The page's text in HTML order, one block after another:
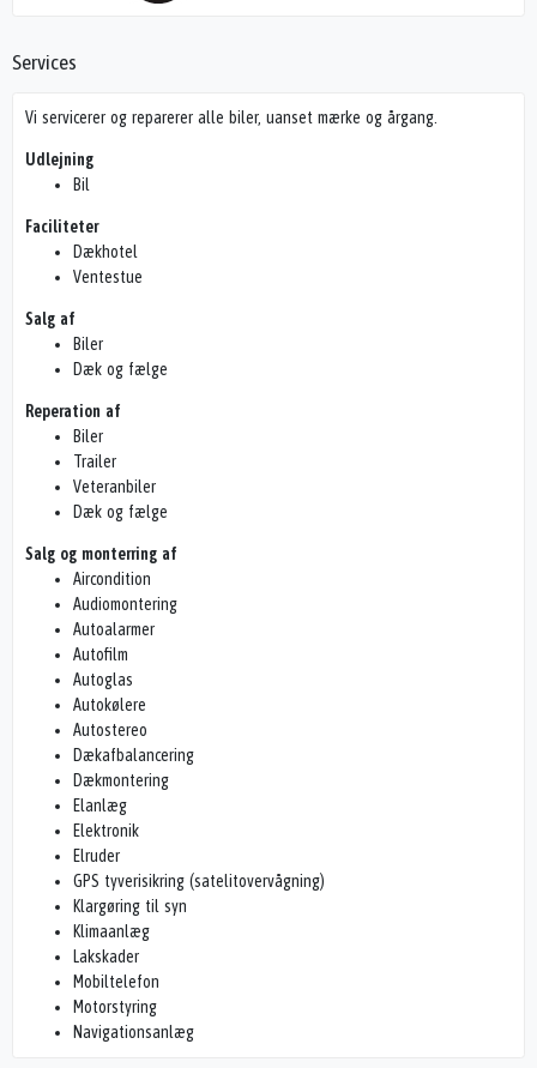
Services
Vi servicerer og reparerer alle biler, uanset mærke og årgang.
Udlejning
Bil
Faciliteter
Dækhotel
Ventestue
Salg af
Biler
Dæk og fælge
Reperation af
Biler
Trailer
Veteranbiler
Dæk og fælge
Salg og monterring af
Aircondition
Audiomontering
Autoalarmer
Autofilm
Autoglas
Autokølere
Autostereo
Dækafbalancering
Dækmontering
Elanlæg
Elektronik
Elruder
GPS tyverisikring (satelitovervågning)
Klargøring til syn
Klimaanlæg
Lakskader
Mobiltelefon
Motorstyring
Navigationsanlæg